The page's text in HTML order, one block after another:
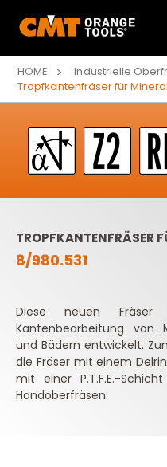
HOME
Industrielle
Tropfkantenfräser für
TROPFKANTENFRÄSER
8/980.531
Diese neuen
Kantenbearbeitung von
und Bädern entwickelt.
die Fräser mit einem
mit einer P.T.F.E.-
Handoberfräsen.